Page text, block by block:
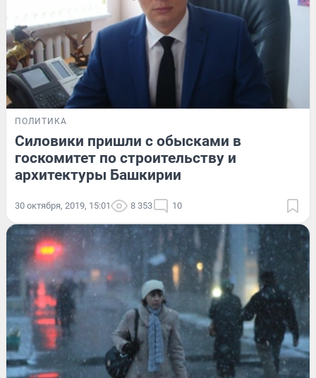
ПОЛИТИКА
Силовики пришли с обысками в
госкомитет по строительству и
архитектуры Башкирии
30 октября, 2019, 15:01 8 353 10